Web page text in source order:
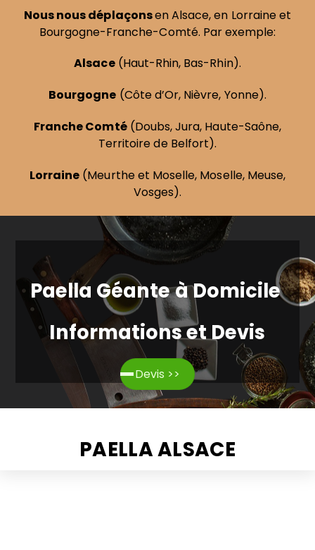
Nous nous déplaçonsen Alsace, en Lorraine et
Bourgogne-Franche-Comté. Par exemple:
Alsace(Haut-Rhin, Bas-Rhin).
Bourgogne (Côte d’Or, Nièvre, Yonne).
Franche Comté(Doubs,Jura, Haute-Saône,
Territoire de Belfort).
Lorraine (Meurthe et Moselle, Moselle, Meuse,
Vosges).
Paella Géante à Domicile
Informations et Devis
Devis >>
PAELLA ALSACE